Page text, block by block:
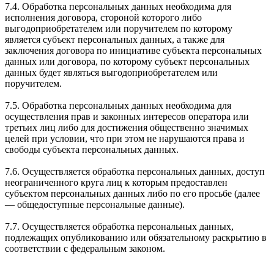
7.4. Обработка персональных данных необходима для
исполнения договора, стороной которого либо
выгодоприобретателем или поручителем по которому
является субъект персональных данных, а также для
заключения договора по инициативе субъекта персональных
данных или договора, по которому субъект персональных
данных будет являться выгодоприобретателем или
поручителем.
7.5. Обработка персональных данных необходима для
осуществления прав и законных интересов оператора или
третьих лиц либо для достижения общественно значимых
целей при условии, что при этом не нарушаются права и
свободы субъекта персональных данных.
7.6. Осуществляется обработка персональных данных, доступ
неограниченного круга лиц к которым предоставлен
субъектом персональных данных либо по его просьбе (далее
— общедоступные персональные данные).
7.7. Осуществляется обработка персональных данных,
подлежащих опубликованию или обязательному раскрытию в
соответствии с федеральным законом.